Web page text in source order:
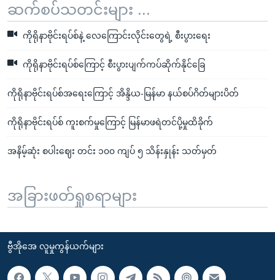
ဆက်စပ်သတင်းများ ...
ကိုရိုနာဗိုင်းရပ်စ်နဲ့ လေကြောင်းလိုင်းတွေရဲ့ စီးပွားရေး
ကိုရိုနာဗိုင်းရပ်စ်ကြောင့် စီးပွားပျက်ကပ်ဆိုက်နိုင်ခြေ
ကိုရိုနာဗိုင်းရပ်စ်အရေးကြောင့် အိန္ဒိယ-မြန်မာ နယ်စပ်ဂိတ်များပိတ်
ကိုရိုနာဗိုင်းရပ်စ် ကူးစက်မှုကြောင့် မြန်မာဖရဲတင်ပို့မှုထိခိုက်
အနိမ့်ဆုံး စပါးဈေး တင်း ၁၀၀ ကျပ် ၅ သိန်းနှုန်း သတ်မှတ်
အခြားဖတ်ရှုစရာများ
ဗွီအိုအေ လူမှုကွန်ယက်များ